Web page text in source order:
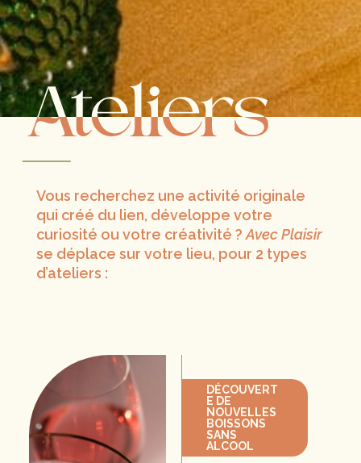
Vous recherchez une activité originale
qui créé du lien, développe votre
curiosité ou votre créativité ? Avec Plaisir
se déplace sur votre lieu, pour 2 types
d’ateliers :
DÉCOUVERT
E DE
NOUVELLES
BOISSONS
SANS
ALCOOL